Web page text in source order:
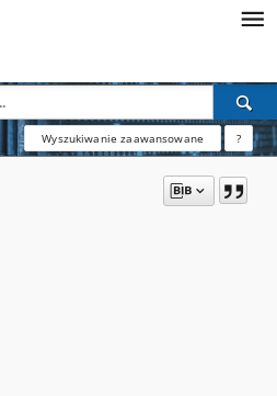
Wyszukiwanie zaawansowane ?